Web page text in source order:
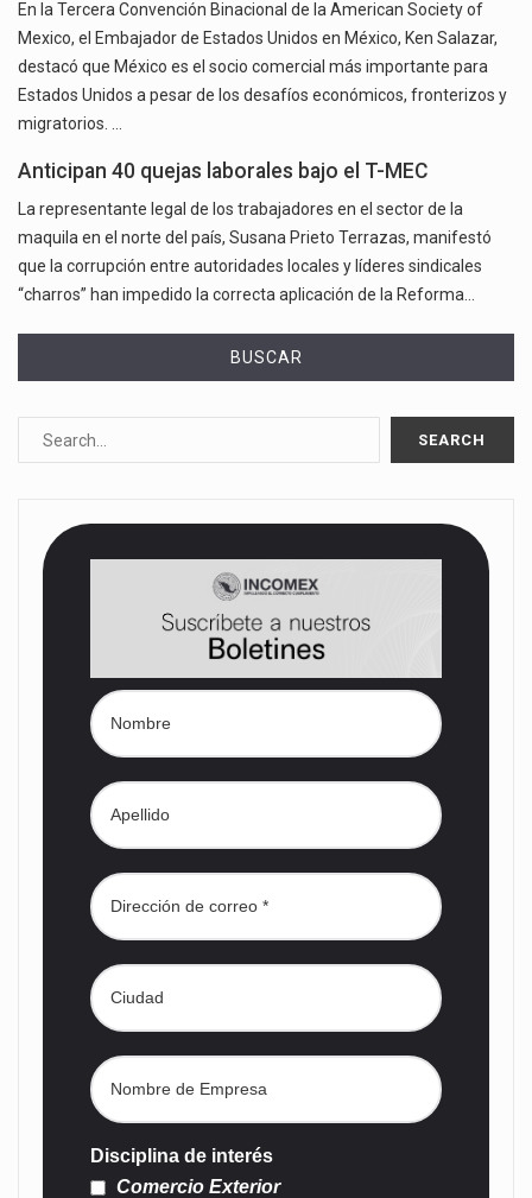
En la Tercera Convención Binacional de la American Society of
Mexico, el Embajador de Estados Unidos en México, Ken Salazar,
destacó que México es el socio comercial más importante para
Estados Unidos a pesar de los desafíos económicos, fronterizos y
migratorios. …
Anticipan 40 quejas laborales bajo el T-MEC
La representante legal de los trabajadores en el sector de la
maquila en el norte del país, Susana Prieto Terrazas, manifestó
que la corrupción entre autoridades locales y líderes sindicales
“charros” han impedido la correcta aplicación de la Reforma…
BUSCAR
Disciplina de interés
Comercio Exterior